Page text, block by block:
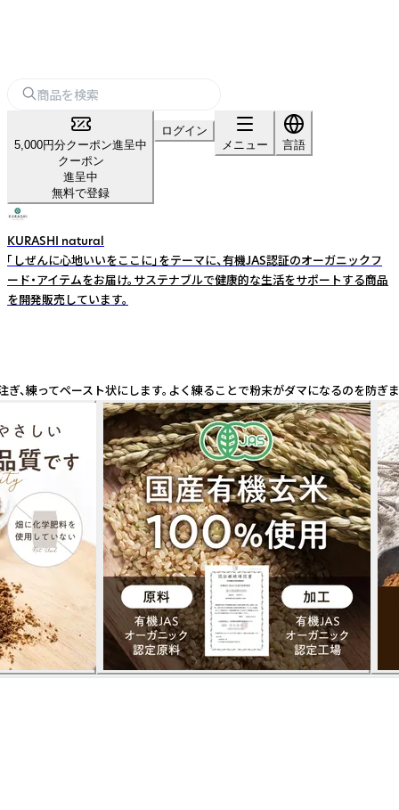
5,000円分クーポン進呈中
クーポン
進呈中
無料で登録
ログイン
メニュー
言語
KURASHI natural
「しぜんに心地いいをここに」をテーマに、有機JAS認証のオーガニックフ
ード・アイテムをお届け。サステナブルで健康的な生活をサポートする商品
を開発販売しています。
練ってペースト状にします。よく練ることで粉末がダマになるのを防